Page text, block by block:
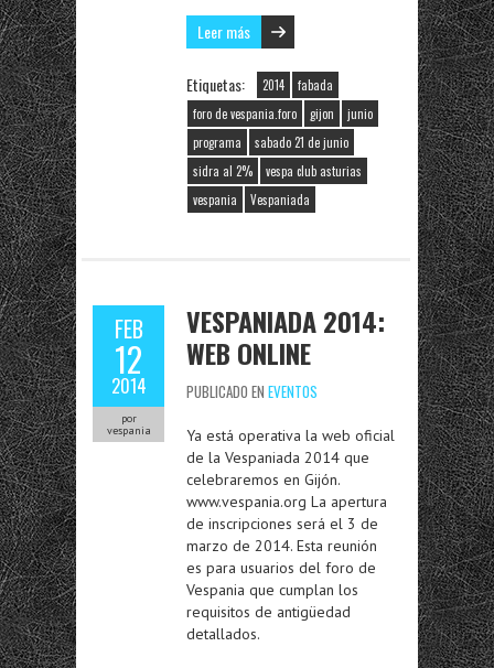
Leer más
Etiquetas: 2014
fabada
foro de vespania.foro
gijon
junio
programa
sabado 21 de junio
sidra al 2%
vespa club asturias
vespania
Vespaniada
FEB
12
2014
por
vespania
VESPANIADA 2014:
WEB ONLINE
PUBLICADO EN EVENTOS
Ya está operativa la web oficial
de la Vespaniada 2014 que
celebraremos en Gijón.
www.vespania.org La apertura
de inscripciones será el 3 de
marzo de 2014. Esta reunión
es para usuarios del foro de
Vespania que cumplan los
requisitos de antigüedad
detallados.